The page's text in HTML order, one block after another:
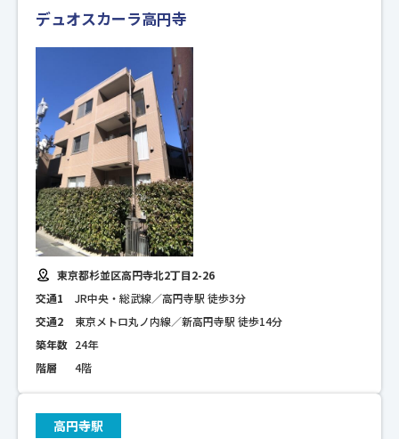
デュオスカーラ高円寺
東京都杉並区高円寺北2丁目2-26
交通1
JR中央・総武線／高円寺駅 徒歩3分
交通2
東京メトロ丸ノ内線／新高円寺駅 徒歩14分
築年数 24年
階層
4階
高円寺駅